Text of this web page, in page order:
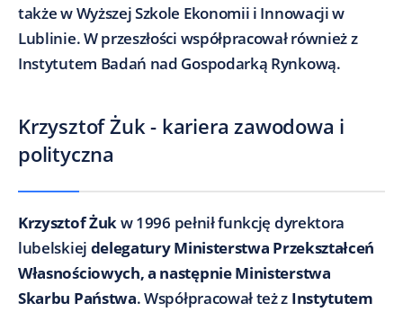
także w Wyższej Szkole Ekonomii i Innowacji w
Lublinie. W przeszłości współpracował również z
Instytutem Badań nad Gospodarką Rynkową.
Krzysztof Żuk - kariera zawodowa i
polityczna
Krzysztof Żukw 1996 pełnił funkcję dyrektora
lubelskiej delegatury Ministerstwa Przekształceń
Własnościowych, a następnie Ministerstwa
Skarbu Państwa. Współpracował też z Instytutem